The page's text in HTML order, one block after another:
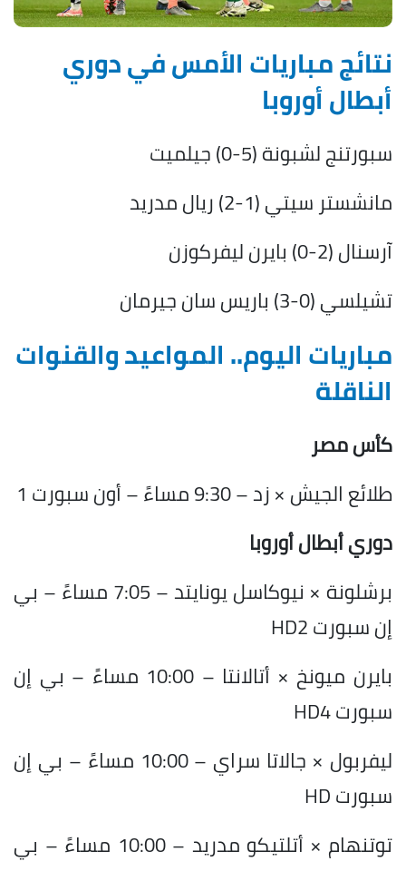
نتائج مباريات الأمس في دوري
أبطال أوروبا
سبورتنج لشبونة (5-0) جيلميت
مانشستر سيتي (1-2) ريال مدريد
آرسنال (2-0) بايرن ليفركوزن
تشيلسي (0-3) باريس سان جيرمان
مباريات اليوم.. المواعيد والقنوات
الناقلة
كأس مصر
طلائع الجيش × زد – 9:30 مساءً – أون سبورت 1
دوري أبطال أوروبا
برشلونة × نيوكاسل يونايتد – 7:05 مساءً – بي
إن سبورت HD2
بايرن ميونخ × أتالانتا – 10:00 مساءً – بي إن
سبورت HD4
ليفربول × جالاتا سراي – 10:00 مساءً – بي إن
سبورت HD
توتنهام × أتلتيكو مدريد – 10:00 مساءً – بي